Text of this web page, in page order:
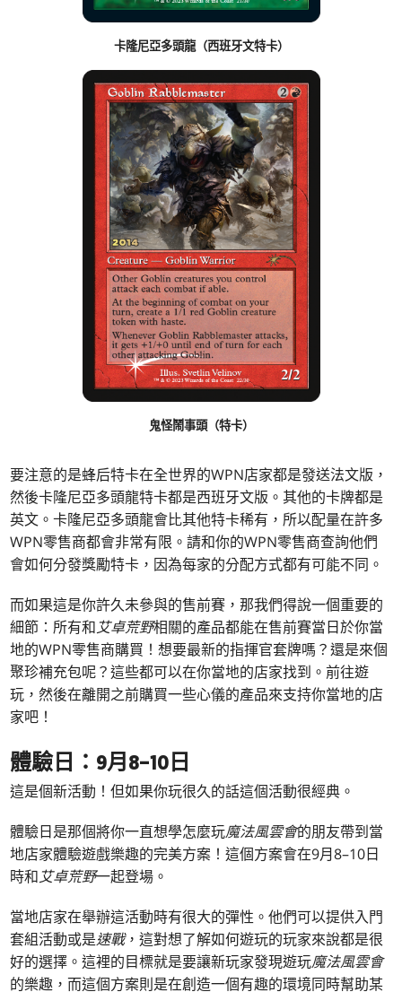
卡隆尼亞多頭龍（西班牙文特卡）
鬼怪鬧事頭（特卡）
要注意的是蜂后特卡在全世界的WPN店家都是發送法文版，
然後卡隆尼亞多頭龍特卡都是西班牙文版。其他的卡牌都是
英文。卡隆尼亞多頭龍會比其他特卡稀有，所以配量在許多
WPN零售商都會非常有限。請和你的WPN零售商查詢他們
會如何分發獎勵特卡，因為每家的分配方式都有可能不同。
而如果這是你許久未參與的售前賽，那我們得說一個重要的
細節：所有和艾卓荒野相關的產品都能在售前賽當日於你當
地的WPN零售商購買！想要最新的指揮官套牌嗎？還是來個
聚珍補充包呢？這些都可以在你當地的店家找到。前往遊
玩，然後在離開之前購買一些心儀的產品來支持你當地的店
家吧！
體驗日：9月8–10日
這是個新活動！但如果你玩很久的話這個活動很經典。
體驗日是那個將你一直想學怎麼玩魔法風雲會的朋友帶到當
地店家體驗遊戲樂趣的完美方案！這個方案會在9月8–10日
時和艾卓荒野一起登場。
當地店家在舉辦這活動時有很大的彈性。他們可以提供入門
套組活動或是速戰，這對想了解如何遊玩的玩家來說都是很
好的選擇。這裡的目標就是要讓新玩家發現遊玩魔法風雲會
的樂趣，而這個方案則是在創造一個有趣的環境同時幫助某